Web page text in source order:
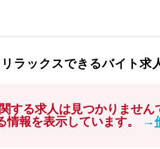
ラックスできるバイト求
する求人は見つかりません
情報を表示しています。
→